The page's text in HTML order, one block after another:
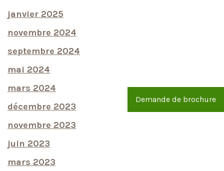
janvier 2025
novembre 2024
septembre 2024
mai 2024
mars 2024
décembre 2023
novembre 2023
juin 2023
mars 2023
Demande de brochure